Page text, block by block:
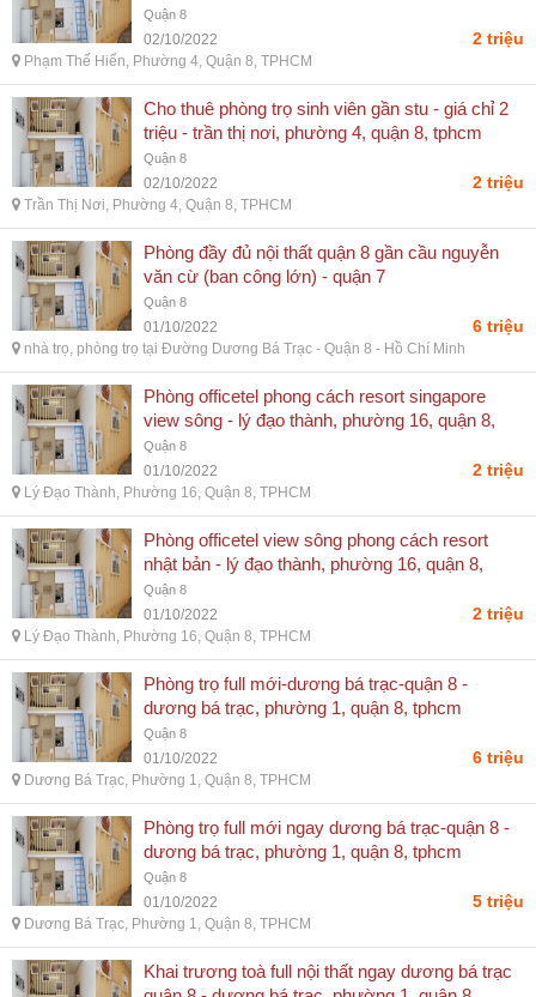
tphcm
Quận 8
02/10/2022 2 triệu
Phạm Thế Hiển, Phường 4, Quận 8, TPHCM
Cho thuê phòng trọ sinh viên gần stu - giá chỉ 2
triệu - trần thị nơi, phường 4, quận 8, tphcm
Quận 8
02/10/2022 2 triệu
Trần Thị Nơi, Phường 4, Quận 8, TPHCM
Phòng đầy đủ nội thất quận 8 gần cầu nguyễn
văn cừ (ban công lớn) - quận 7
Quận 8
01/10/2022 6 triệu
nhà trọ, phòng trọ tại Đường Dương Bá Trạc - Quận 8 - Hồ Chí Minh
Phòng officetel phong cách resort singapore
view sông - lý đạo thành, phường 16, quận 8,
tphcm
Quận 8
01/10/2022 2 triệu
Lý Đạo Thành, Phường 16, Quận 8, TPHCM
Phòng officetel view sông phong cách resort
nhật bản - lý đạo thành, phường 16, quận 8,
tphcm
Quận 8
01/10/2022 2 triệu
Lý Đạo Thành, Phường 16, Quận 8, TPHCM
Phòng trọ full mới-dương bá trạc-quận 8 -
dương bá trạc, phường 1, quận 8, tphcm
Quận 8
01/10/2022 6 triệu
Dương Bá Trạc, Phường 1, Quận 8, TPHCM
Phòng trọ full mới ngay dương bá trạc-quận 8 -
dương bá trạc, phường 1, quận 8, tphcm
Quận 8
01/10/2022 5 triệu
Dương Bá Trạc, Phường 1, Quận 8, TPHCM
Khai trương toà full nội thất ngay dương bá trạc